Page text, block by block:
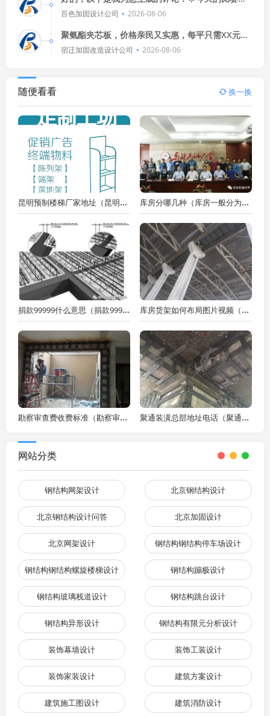
是精彩绝伦啊！球员们拼尽全力，球迷们也疯狂加
百色加固设计公司 2026-08-06
聚氨酯夹芯板，价格亲民又实惠，每平只需XX元，
安装虽简单，但维护要用心，定期检查、清洁，确
宿迁加固改造设计公司 2026-08-06
随便看看 换一换
昆明预制楼梯厂家地址（昆明预制楼梯厂家地址在哪里昆明预制楼梯厂家地址在哪里） 库房分哪几种（库房一般分为哪几种类型？）
捐款99999什么意思（捐款99999是什么意思） 库房货架如何布局图片视频（如何根据存储物品的大小和重量来设计库房货架的布局？）
勘察审查费收费标准（勘察审查费的收费标准） 聚通装潢总部地址电话（聚通装潢总部的地址在哪里聚通装潢总部的地址在哪里）
网站分类
钢结构网架设计 北京钢结构设计
北京钢结构设计问答 北京加固设计
北京网架设计 钢结构钢结构停车场设计
钢结构钢结构螺旋楼梯设计 钢结构蹦极设计
钢结构玻璃栈道设计 钢结构跳台设计
钢结构异形设计 钢结构有限元分析设计
装饰幕墙设计 装饰工装设计
装饰家装设计 建筑方案设计
建筑施工图设计 建筑消防设计